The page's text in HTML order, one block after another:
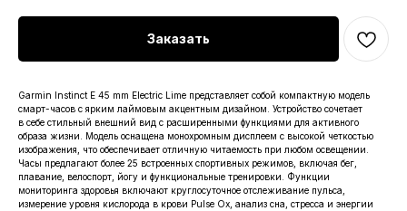
Заказать
Garmin Instinct E 45 mm Electric Lime представляет собой компактную модель
смарт-часов с ярким лаймовым акцентным дизайном. Устройство сочетает
в себе стильный внешний вид с расширенными функциями для активного
образа жизни. Модель оснащена монохромным дисплеем с высокой четкостью
изображения, что обеспечивает отличную читаемость при любом освещении.
Часы предлагают более 25 встроенных спортивных режимов, включая бег,
плавание, велоспорт, йогу и функциональные тренировки. Функции
мониторинга здоровья включают круглосуточное отслеживание пульса,
измерение уровня кислорода в крови Pulse Ox, анализ сна, стресса и энергии